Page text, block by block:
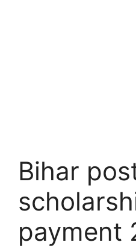
Bihar
payment